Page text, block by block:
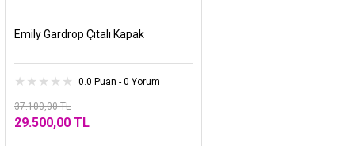
Emily Gardrop Çıtalı Kapak
0.0 Puan - 0 Yorum
37.100,00 TL
29.500,00 TL